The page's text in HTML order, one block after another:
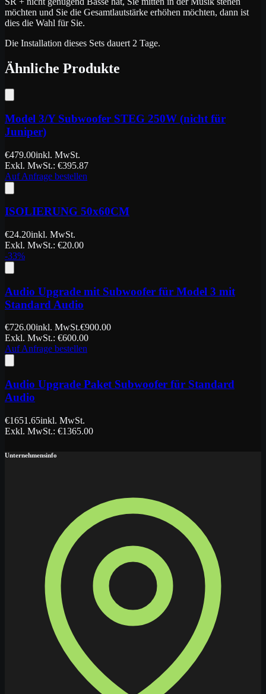
möchten und Sie die Gesamtlautstärke erhöhen möchten, dann ist
dies die Wahl für Sie.
Die Installation dieses Sets dauert 2 Tage.
Ähnliche Produkte
Model 3/Y Subwoofer STEG 250W (nicht für
Juniper)
€479.00inkl. MwSt.
Exkl. MwSt.: €395.87
Auf Anfrage bestellen
ISOLIERUNG 50x60CM
€24.20inkl. MwSt.
Exkl. MwSt.: €20.00
-33%
Audio Upgrade mit Subwoofer für Model 3 mit
Standard Audio
€726.00inkl. MwSt.€900.00
Exkl. MwSt.: €600.00
Auf Anfrage bestellen
Audio Upgrade Paket Subwoofer für Standard
Audio
€1651.65inkl. MwSt.
Exkl. MwSt.: €1365.00
Unternehmensinfo